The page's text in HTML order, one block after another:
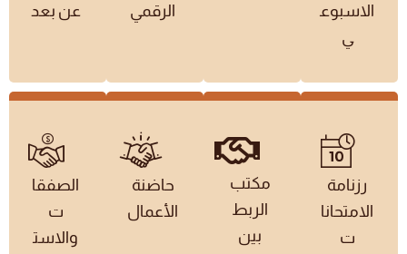
الاسبوع
ي
الرقمي
عن بعد
رزنامة
الامتحانا
ت
مكتب
الربط
بين
حاضنة
الأعمال
الصفقا
ت
والاست